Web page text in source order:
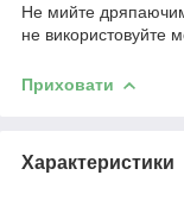
Не мийте
не використовуйте
Приховати
Характеристики